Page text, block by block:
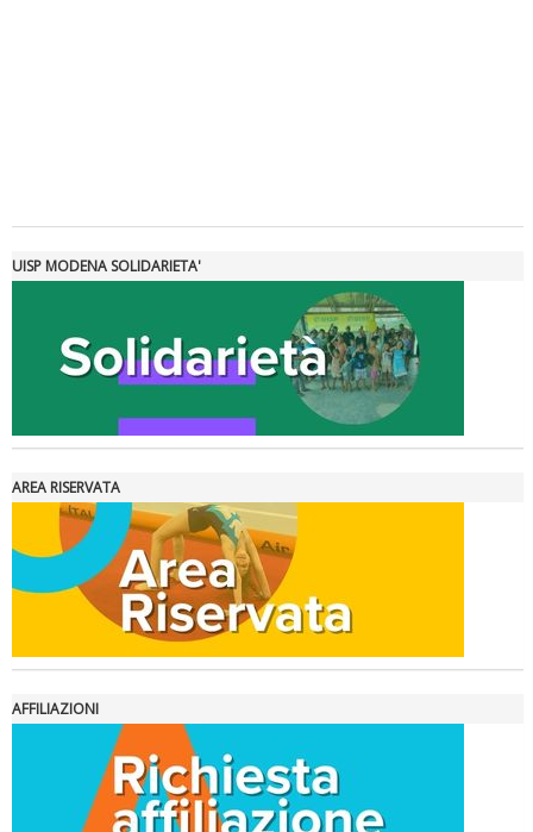
Tiziano Pesce a Radio InBlu2000 traccia il bilancio della stagione
Ddl Lobby, Uisp: “Il Parlamento valorizzi le nostre specificità"
UISP MODENA SOLIDARIETA'
AREA RISERVATA
AFFILIAZIONI